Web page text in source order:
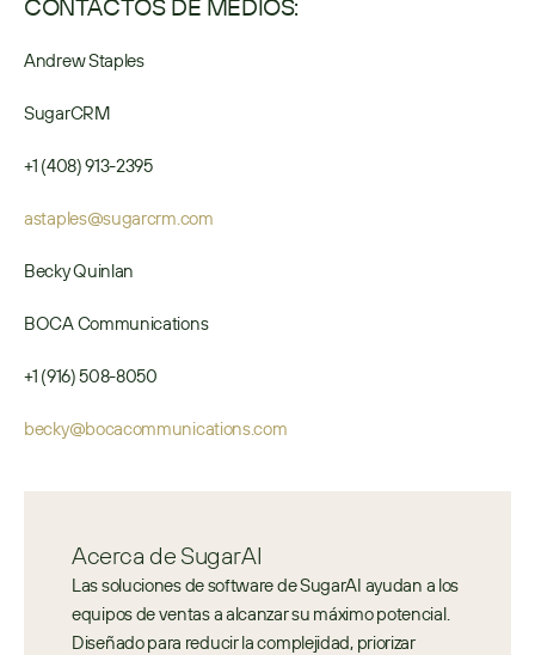
CONTACTOS DE MEDIOS:
Andrew Staples
SugarCRM
+1 (408) 913-2395
astaples@sugarcrm.com
Becky Quinlan
BOCA Communications
+1 (916) 508-8050
becky@bocacommunications.com
Acerca de SugarAI
Las soluciones de software de SugarAI ayudan a los
equipos de ventas a alcanzar su máximo potencial.
Diseñado para reducir la complejidad, priorizar